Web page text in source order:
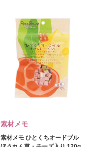
素材メモ
素材メモ ひとくちオードブル